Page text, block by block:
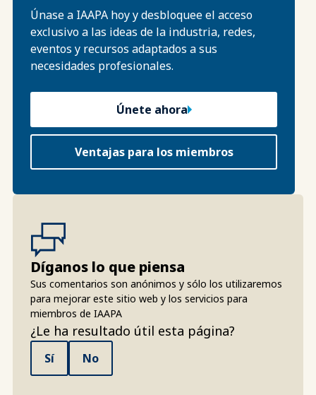
Únase a IAAPA hoy y desbloquee el acceso
exclusivo a las ideas de la industria, redes,
eventos y recursos adaptados a sus
necesidades profesionales.
Únete ahora
Ventajas para los miembros
Díganos lo que piensa
Sus comentarios son anónimos y sólo los utilizaremos
para mejorar este sitio web y los servicios para
miembros de IAAPA
¿Le ha resultado útil esta página?
Sí No